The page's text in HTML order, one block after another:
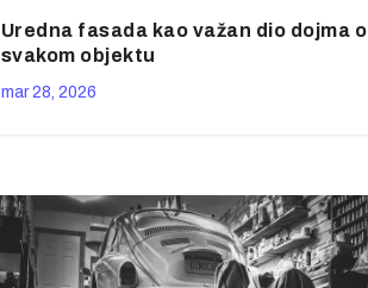
Uredna fasada kao važan dio dojma o
svakom objektu
mar 28, 2026